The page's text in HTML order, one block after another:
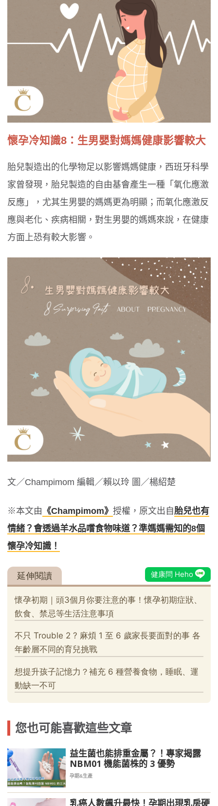
懷孕冷知識8：生男嬰對媽媽健康影響較大
胎兒製造出的化學物足以影響媽媽健康，西班牙科學
家曾發現，胎兒製造的自由基會產生一種「氧化應激
反應」，尤其生男嬰的媽媽更為明顯；而氧化應激反
應與老化、疾病相關，對生男嬰的媽媽來說，在健康
方面上恐有較大影響。
文／Champimom 編輯／賴以玲 圖／楊紹楚
※本文由 《Champimom》 授權，原文出自 胎兒也有
情緒？會透過羊水品嚐食物味道？準媽媽需知的8個
懷孕冷知識！
您也可能喜歡這些文章
益生菌也能排重金屬？！專家揭露
NBM01 機能菌株的 3 優勢
孕期&生產
乳癌人數飆升最快！孕期出現乳房硬